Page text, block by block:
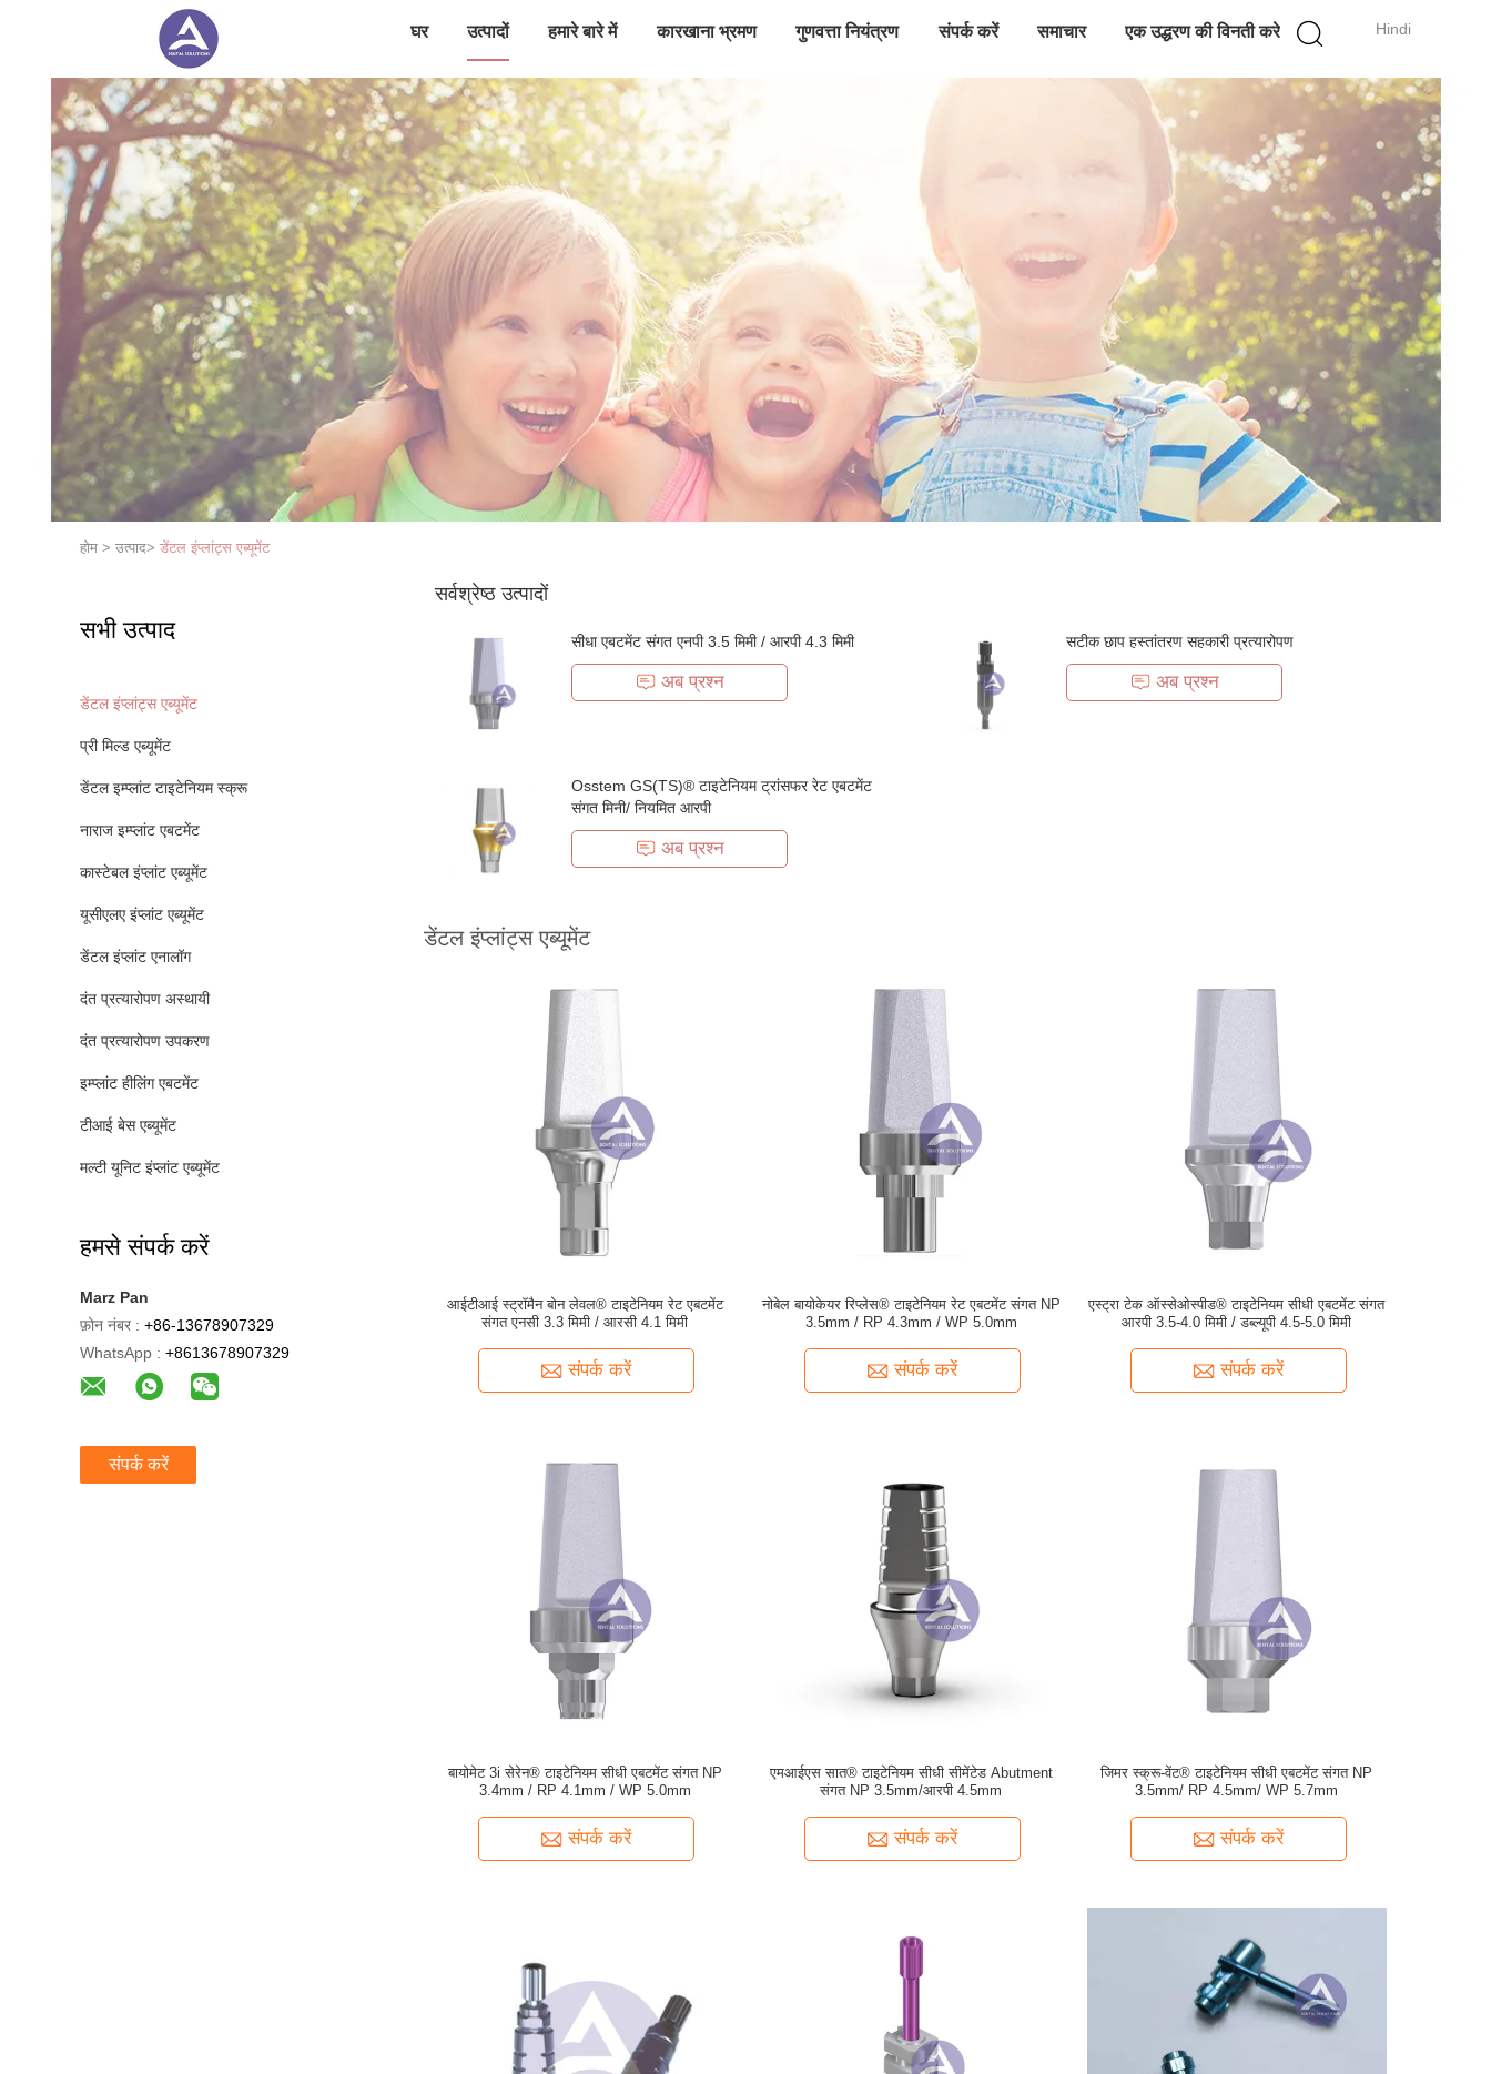
Hindi
घर उत्पादों हमारे बारे में कारखाना भ्रमण गुणवत्ता नियंत्रण संपर्क करें समाचार एक उद्धरण की विनती करे
होम > उत्पाद> डेंटल इंप्लांट्स एब्यूमेंट
सभी उत्पाद
डेंटल इंप्लांट्स एब्यूमेंट
प्री मिल्ड एब्यूमेंट
डेंटल इम्प्लांट टाइटेनियम स्क्रू
नाराज इम्प्लांट एबटमेंट
कास्टेबल इंप्लांट एब्यूमेंट
यूसीएलए इंप्लांट एब्यूमेंट
डेंटल इंप्लांट एनालॉग
दंत प्रत्यारोपण अस्थायी
दंत प्रत्यारोपण उपकरण
इम्प्लांट हीलिंग एबटमेंट
टीआई बेस एब्यूमेंट
मल्टी यूनिट इंप्लांट एब्यूमेंट
हमसे संपर्क करें
Marz Pan
फ़ोन नंबर : +86-13678907329
WhatsApp : +8613678907329
संपर्क करें
सर्वश्रेष्ठ उत्पादों
सीधा एबटमेंट संगत एनपी 3.5 मिमी / आरपी 4.3 मिमी
अब प्रश्न
सटीक छाप हस्तांतरण सहकारी प्रत्यारोपण
अब प्रश्न
Osstem GS(TS)® टाइटेनियम ट्रांसफर रेट एबटमेंट
संगत मिनी/ नियमित आरपी
अब प्रश्न
डेंटल इंप्लांट्स एब्यूमेंट
आईटीआई स्ट्रॉमैन बोन लेवल® टाइटेनियम रेट एबटमेंट
संगत एनसी 3.3 मिमी / आरसी 4.1 मिमी
संपर्क करें
नोबेल बायोकेयर रिप्लेस® टाइटेनियम रेट एबटमेंट संगत NP
3.5mm / RP 4.3mm / WP 5.0mm
संपर्क करें
एस्ट्रा टेक ऑस्सेओस्पीड® टाइटेनियम सीधी एबटमेंट संगत
आरपी 3.5-4.0 मिमी / डब्ल्यूपी 4.5-5.0 मिमी
संपर्क करें
बायोमेट 3i सेरेन® टाइटेनियम सीधी एबटमेंट संगत NP
3.4mm / RP 4.1mm / WP 5.0mm
संपर्क करें
एमआईएस सात® टाइटेनियम सीधी सीमेंटेड Abutment
संगत NP 3.5mm/आरपी 4.5mm
संपर्क करें
जिमर स्क्रू-वेंट® टाइटेनियम सीधी एबटमेंट संगत NP
3.5mm/ RP 4.5mm/ WP 5.7mm
संपर्क करें